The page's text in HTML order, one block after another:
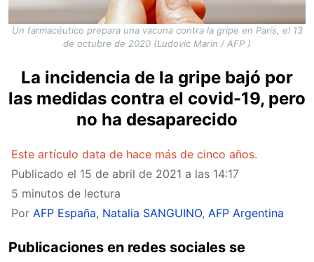
Un farmacéutico prepara una vacuna contra la gripe en París, el 13
de octubre de 2020 (Ludovic Marin / AFP )
La incidencia de la gripe bajó por
las medidas contra el covid-19, pero
no ha desaparecido
Este artículo data de hace más de cinco años.
Publicado el 15 de abril de 2021 a las 14:17
5 minutos de lectura
Por AFP España, Natalia SANGUINO, AFP Argentina
Publicaciones en redes sociales se